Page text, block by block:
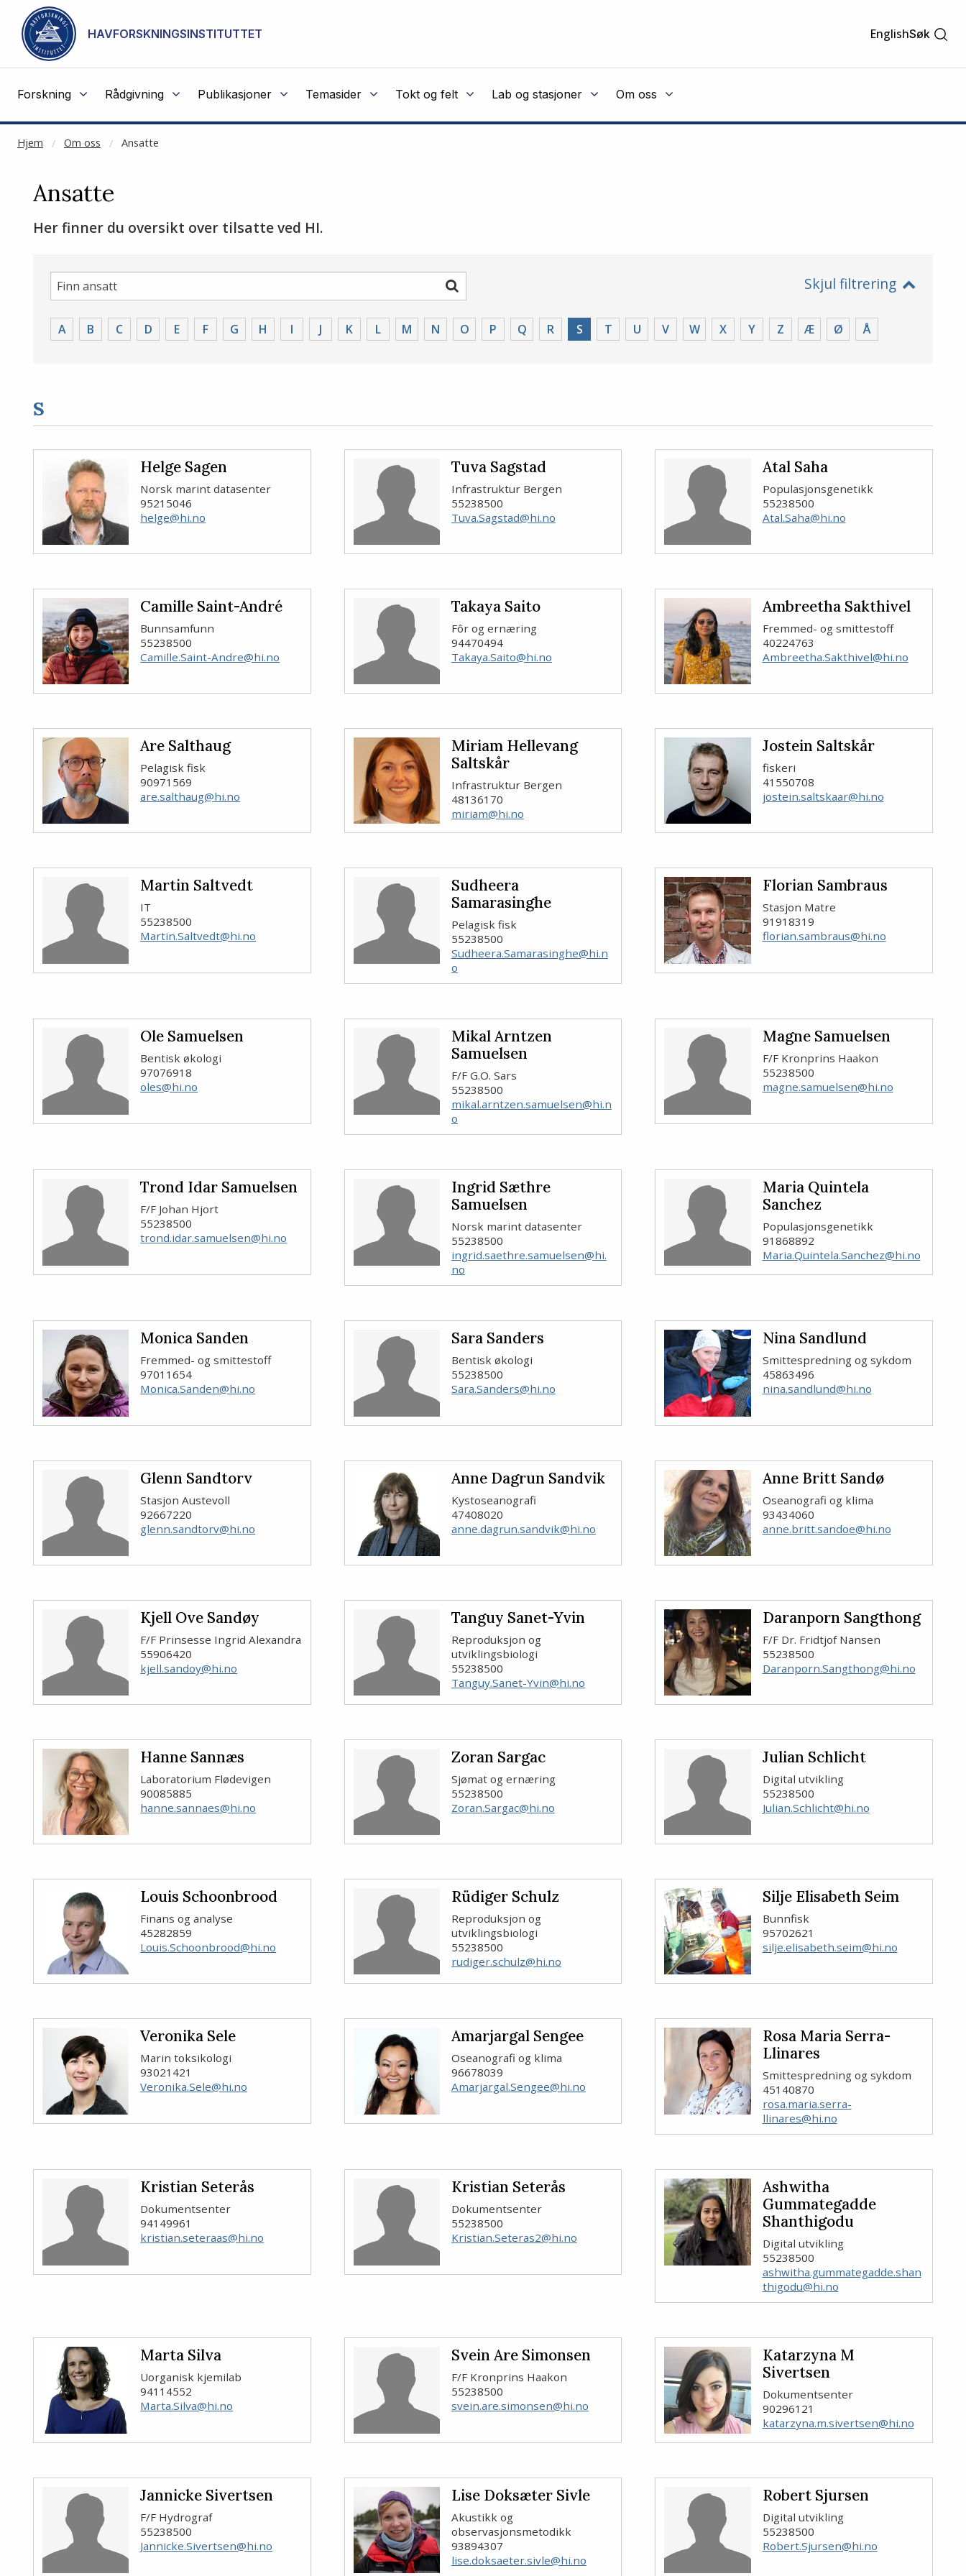
Gå til hovedinnhold
HAVFORSKNINGSINSTITUTTET EnglishSøk
Forskning Rådgivning Publikasjoner Temasider Tokt og felt Lab og stasjoner Om oss
Hjem Om oss Ansatte
CACHED:
Ansatte
Her finner du oversikt over tilsatte ved HI.
site-
search-
for-
employee
Søk Skjul filtrering
Alphafilter
A B C D E F G H I J K L M N O P Q R
Valgt
S T U V W X Y Z Æ Ø Å
S
Helge Sagen
Norsk marint datasenter
95215046
helge@hi.no
Tuva Sagstad
Infrastruktur Bergen
55238500
Tuva.Sagstad@hi.no
Atal Saha
Populasjonsgenetikk
55238500
Atal.Saha@hi.no
Camille Saint-André
Bunnsamfunn
55238500
Camille.Saint-Andre@hi.no
Takaya Saito
Fôr og ernæring
94470494
Takaya.Saito@hi.no
Ambreetha Sakthivel
Fremmed- og smittestoff
40224763
Ambreetha.Sakthivel@hi.no
Are Salthaug
Pelagisk fisk
90971569
are.salthaug@hi.no
Miriam Hellevang
Saltskår
Infrastruktur Bergen
48136170
miriam@hi.no
Jostein Saltskår
fiskeri
41550708
jostein.saltskaar@hi.no
Martin Saltvedt
IT
55238500
Martin.Saltvedt@hi.no
Sudheera
Samarasinghe
Pelagisk fisk
55238500
Sudheera.Samarasinghe@hi.n
o
Florian Sambraus
Stasjon Matre
91918319
florian.sambraus@hi.no
Ole Samuelsen
Bentisk økologi
97076918
oles@hi.no
Mikal Arntzen
Samuelsen
F/F G.O. Sars
55238500
mikal.arntzen.samuelsen@hi.n
o
Magne Samuelsen
F/F Kronprins Haakon
55238500
magne.samuelsen@hi.no
Trond Idar Samuelsen
F/F Johan Hjort
55238500
trond.idar.samuelsen@hi.no
Ingrid Sæthre
Samuelsen
Norsk marint datasenter
55238500
ingrid.saethre.samuelsen@hi.
no
Maria Quintela
Sanchez
Populasjonsgenetikk
91868892
Maria.Quintela.Sanchez@hi.no
Monica Sanden
Fremmed- og smittestoff
97011654
Monica.Sanden@hi.no
Sara Sanders
Bentisk økologi
55238500
Sara.Sanders@hi.no
Nina Sandlund
Smittespredning og sykdom
45863496
nina.sandlund@hi.no
Glenn Sandtorv
Stasjon Austevoll
92667220
glenn.sandtorv@hi.no
Anne Dagrun Sandvik
Kystoseanografi
47408020
anne.dagrun.sandvik@hi.no
Anne Britt Sandø
Oseanografi og klima
93434060
anne.britt.sandoe@hi.no
Kjell Ove Sandøy
F/F Prinsesse Ingrid Alexandra
55906420
kjell.sandoy@hi.no
Tanguy Sanet-Yvin
Reproduksjon og
utviklingsbiologi
55238500
Tanguy.Sanet-Yvin@hi.no
Daranporn Sangthong
F/F Dr. Fridtjof Nansen
55238500
Daranporn.Sangthong@hi.no
Hanne Sannæs
Laboratorium Flødevigen
90085885
hanne.sannaes@hi.no
Zoran Sargac
Sjømat og ernæring
55238500
Zoran.Sargac@hi.no
Julian Schlicht
Digital utvikling
55238500
Julian.Schlicht@hi.no
Louis Schoonbrood
Finans og analyse
45282859
Louis.Schoonbrood@hi.no
Rüdiger Schulz
Reproduksjon og
utviklingsbiologi
55238500
rudiger.schulz@hi.no
Silje Elisabeth Seim
Bunnfisk
95702621
silje.elisabeth.seim@hi.no
Veronika Sele
Marin toksikologi
93021421
Veronika.Sele@hi.no
Amarjargal Sengee
Oseanografi og klima
96678039
Amarjargal.Sengee@hi.no
Rosa Maria Serra-
Llinares
Smittespredning og sykdom
45140870
rosa.maria.serra-
llinares@hi.no
Kristian Seterås
Dokumentsenter
94149961
kristian.seteraas@hi.no
Kristian Seterås
Dokumentsenter
55238500
Kristian.Seteras2@hi.no
Ashwitha
Gummategadde
Shanthigodu
Digital utvikling
55238500
ashwitha.gummategadde.shan
thigodu@hi.no
Marta Silva
Uorganisk kjemilab
94114552
Marta.Silva@hi.no
Svein Are Simonsen
F/F Kronprins Haakon
55238500
svein.are.simonsen@hi.no
Katarzyna M
Sivertsen
Dokumentsenter
90296121
katarzyna.m.sivertsen@hi.no
Jannicke Sivertsen
F/F Hydrograf
55238500
Jannicke.Sivertsen@hi.no
Lise Doksæter Sivle
Akustikk og
observasjonsmetodikk
93894307
lise.doksaeter.sivle@hi.no
Robert Sjursen
Digital utvikling
55238500
Robert.Sjursen@hi.no